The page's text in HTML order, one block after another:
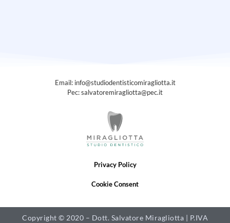
Email: info@studiodentisticomiragliotta.it
Pec: salvatoremiragliotta@pec.it
Privacy Policy
Cookie Consent
Copyright © 2020 – Dott. Salvatore Miragliotta | P.IVA